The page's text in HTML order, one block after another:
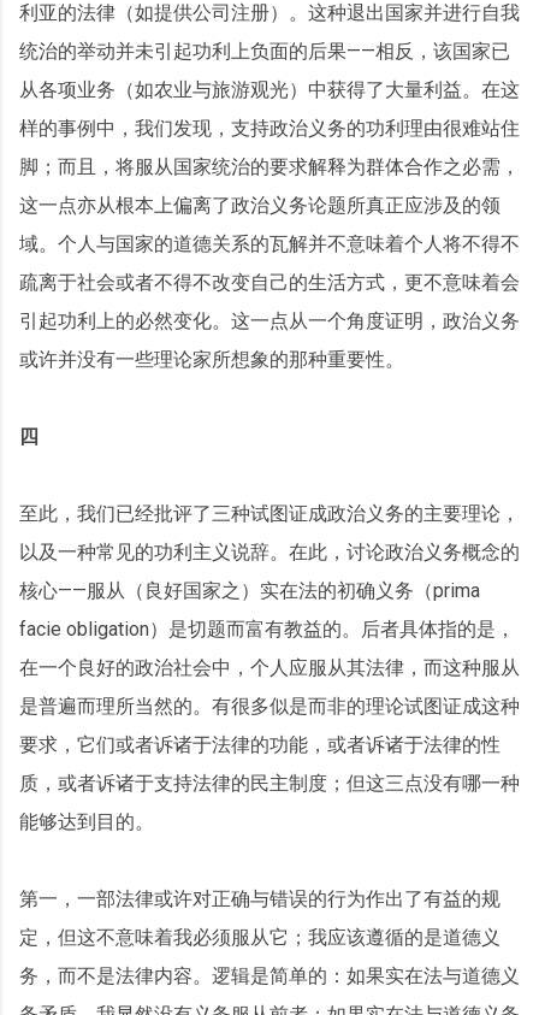
利亚的法律（如提供公司注册）。这种退出国家并进行自我
统治的举动并未引起功利上负面的后果——相反，该国家已
从各项业务（如农业与旅游观光）中获得了大量利益。在这
样的事例中，我们发现，支持政治义务的功利理由很难站住
脚；而且，将服从国家统治的要求解释为群体合作之必需，
这一点亦从根本上偏离了政治义务论题所真正应涉及的领
域。个人与国家的道德关系的瓦解并不意味着个人将不得不
疏离于社会或者不得不改变自己的生活方式，更不意味着会
引起功利上的必然变化。这一点从一个角度证明，政治义务
或许并没有一些理论家所想象的那种重要性。
四
至此，我们已经批评了三种试图证成政治义务的主要理论，
以及一种常见的功利主义说辞。在此，讨论政治义务概念的
核心——服从（良好国家之）实在法的初确义务（prima
facie obligation）是切题而富有教益的。后者具体指的是，
在一个良好的政治社会中，个人应服从其法律，而这种服从
是普遍而理所当然的。有很多似是而非的理论试图证成这种
要求，它们或者诉诸于法律的功能，或者诉诸于法律的性
质，或者诉诸于支持法律的民主制度；但这三点没有哪一种
能够达到目的。
第一，一部法律或许对正确与错误的行为作出了有益的规
定，但这不意味着我必须服从它；我应该遵循的是道德义
务，而不是法律内容。逻辑是简单的：如果实在法与道德义